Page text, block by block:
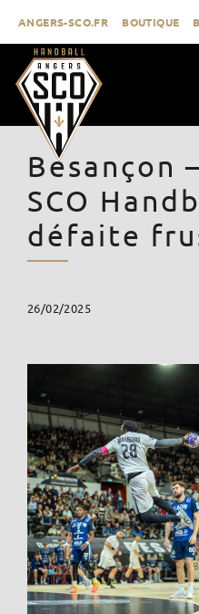
contenu
ANGERS-SCO.FR BOUTIQUE
CLUB
PROLIGUE
Besançon
SCO
défaite
26/02/2025